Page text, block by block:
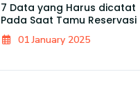
7 Data yang Harus dicatat
Pada Saat Tamu Reservasi
01 January 2025